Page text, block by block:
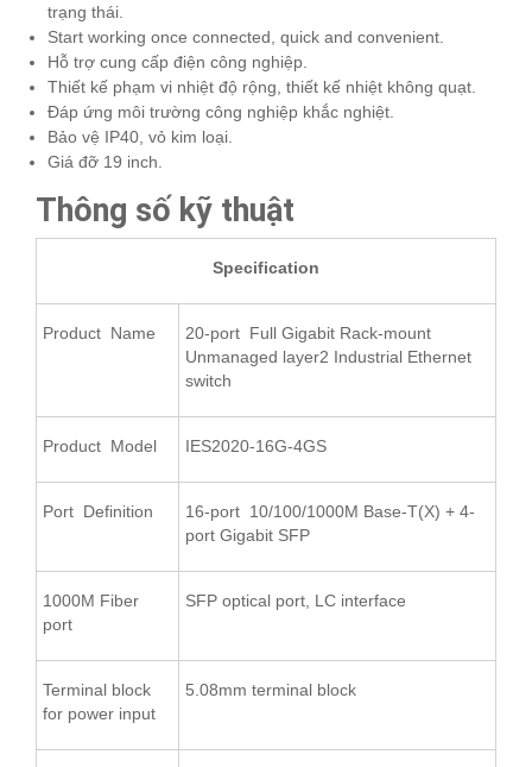
trạng thái.
Start working once connected, quick and convenient.
Hỗ trợ cung cấp điện công nghiệp.
Thiết kế phạm vi nhiệt độ rộng, thiết kế nhiệt không quạt.
Đáp ứng môi trường công nghiệp khắc nghiệt.
Bảo vệ IP40, vỏ kim loại.
Giá đỡ 19 inch.
Thông số kỹ thuật
Specification
Product Name
20-port Full Gigabit Rack-mount
Unmanaged layer2 Industrial Ethernet
switch
Product Model IES2020-16G-4GS
Port Definition
16-port 10/100/1000M Base-T(X) + 4-
port Gigabit SFP
1000M Fiber
port
SFP optical port, LC interface
Terminal block
for power input
5.08mm terminal block